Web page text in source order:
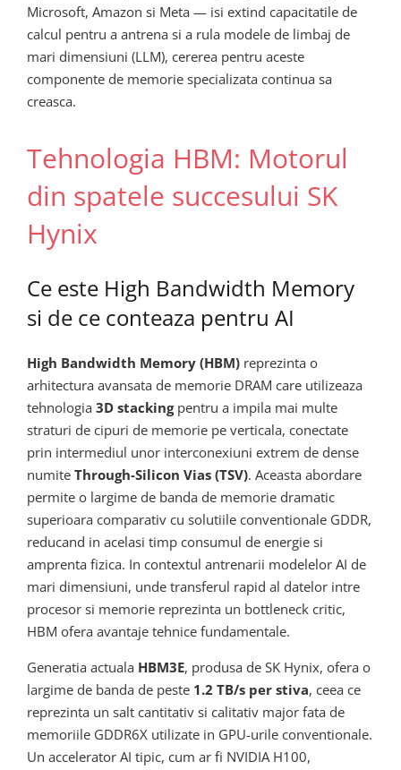
Microsoft, Amazon si Meta — isi extind capacitatile de
calcul pentru a antrena si a rula modele de limbaj de
mari dimensiuni (LLM), cererea pentru aceste
componente de memorie specializata continua sa
creasca.
Tehnologia HBM: Motorul
din spatele succesului SK
Hynix
Ce este High Bandwidth Memory
si de ce conteaza pentru AI
High Bandwidth Memory (HBM) reprezinta o
arhitectura avansata de memorie DRAM care utilizeaza
tehnologia 3D stackingpentru a impila mai multe
straturi de cipuri de memorie pe verticala, conectate
prin intermediul unor interconexiuni extrem de dense
numite Through-Silicon Vias (TSV). Aceasta abordare
permite o largime de banda de memorie dramatic
superioara comparativ cu solutiile conventionale GDDR,
reducand in acelasi timp consumul de energie si
amprenta fizica. In contextul antrenarii modelelor AI de
mari dimensiuni, unde transferul rapid al datelor intre
procesor si memorie reprezinta un bottleneck critic,
HBM ofera avantaje tehnice fundamentale.
Generatia actuala HBM3E, produsa de SK Hynix, ofera o
largime de banda de peste 1.2 TB/s per stiva, ceea ce
reprezinta un salt cantitativ si calitativ major fata de
memoriile GDDR6X utilizate in GPU-urile conventionale.
Un accelerator AI tipic, cum ar fi NVIDIA H100,